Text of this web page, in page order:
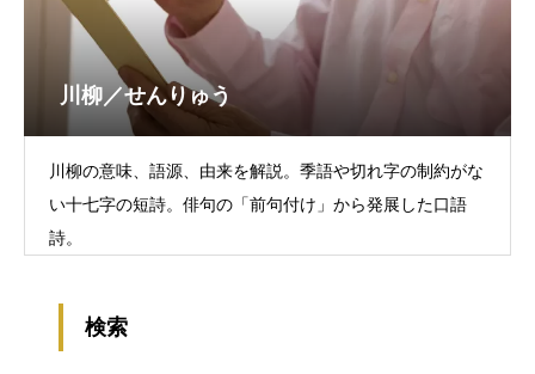
川柳／せんりゅう
川柳の意味、語源、由来を解説。季語や切れ字の制約がな
い十七字の短詩。俳句の「前句付け」から発展した口語
詩。
検索